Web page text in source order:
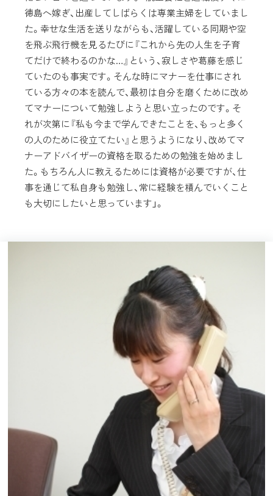
徳島へ嫁ぎ、出産してしばらくは専業主婦をしていまし
た。幸せな生活を送りながらも、活躍している同期や空
を飛ぶ飛行機を見るたびに『これから先の人生を子育
てだけで終わるのかな…』という、寂しさや葛藤を感じ
ていたのも事実です。そんな時にマナーを仕事にされ
ている方々の本を読んで、最初は自分を磨くために改め
てマナーについて勉強しようと思い立ったのです。そ
れが次第に『私も今まで学んできたことを、もっと多く
の人のために役立てたい』と思うようになり、改めてマ
ナーアドバイザーの資格を取るための勉強を始めまし
た。もちろん人に教えるためには資格が必要ですが、仕
事を通じて私自身も勉強し、常に経験を積んでいくこと
も大切にしたいと思っています」。